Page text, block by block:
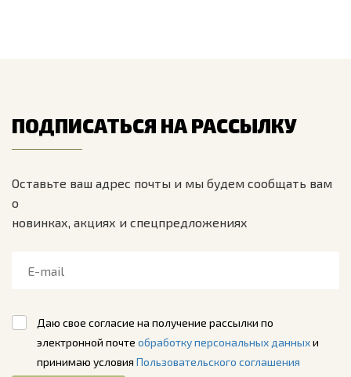
ПОДПИСАТЬСЯ НА РАССЫЛКУ
Оставьте ваш адрес почты и мы будем сообщать вам
о
новинках, акциях и спецпредложениях
Даю свое согласие на получение рассылки по
электронной почте обработку персональных данныхи
принимаю условия Пользовательского соглашения